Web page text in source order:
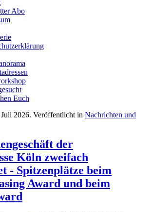
Abo
Euch
2026. Veröffentlicht in Nachrichten und
der
Köln zweifach
- Spitzenplätze beim
Award und beim